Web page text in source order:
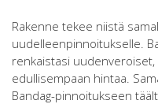
Rakenne tekee niistä
uudelleenpinnoitukselle.
renkaistasi
edullisempaan hintaa.
Bandag-pinnoitukseen